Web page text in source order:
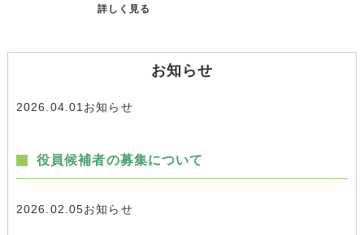
詳しく見る
お知らせ
2026.04.01 お知らせ
役員候補者の募集について
2026.02.05お知らせ